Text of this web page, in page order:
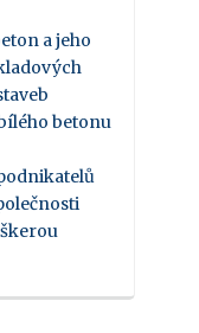
a jeho
betonu